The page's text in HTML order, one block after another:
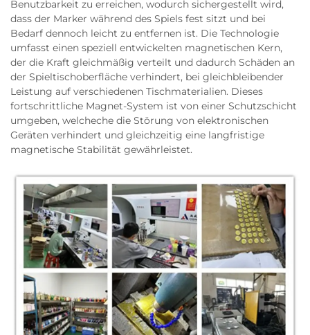
Benutzbarkeit zu erreichen, wodurch sichergestellt wird,
dass der Marker während des Spiels fest sitzt und bei
Bedarf dennoch leicht zu entfernen ist. Die Technologie
umfasst einen speziell entwickelten magnetischen Kern,
der die Kraft gleichmäßig verteilt und dadurch Schäden an
der Spieltischoberfläche verhindert, bei gleichbleibender
Leistung auf verschiedenen Tischmaterialien. Dieses
fortschrittliche Magnet-System ist von einer Schutzschicht
umgeben, welcheche die Störung von elektronischen
Geräten verhindert und gleichzeitig eine langfristige
magnetische Stabilität gewährleistet.